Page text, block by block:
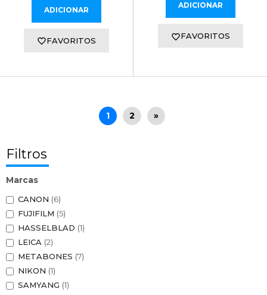
Filtros
Marcas
CANON (6)
FUJIFILM (5)
HASSELBLAD (1)
LEICA (2)
METABONES (7)
NIKON (1)
SAMYANG (1)
ADICIONAR
FAVORITOS
ADICIONAR
FAVORITOS
1 2 »